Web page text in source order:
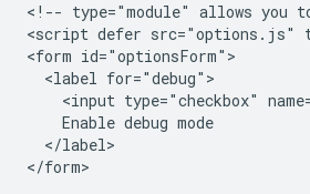
<!-- type="module" allows you
<script defer src="options.js"
<form id="optionsForm">
  <label for="debug">
<input type="checkbox"
    Enable debug mode
  </label>